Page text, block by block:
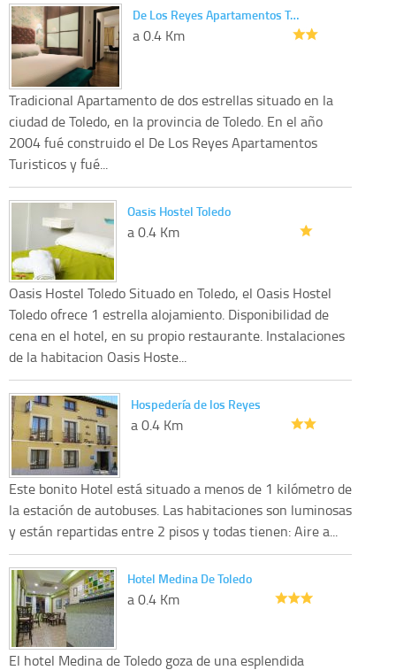
De Los Reyes Apartamentos T…
a 0.4 Km
Tradicional Apartamento de dos estrellas situado en la
ciudad de Toledo, en la provincia de Toledo. En el año
2004 fué construido el De Los Reyes Apartamentos
Turisticos y fué...
Oasis Hostel Toledo
a 0.4 Km
Oasis Hostel Toledo Situado en Toledo, el Oasis Hostel
Toledo ofrece 1 estrella alojamiento. Disponibilidad de
cena en el hotel, en su propio restaurante. Instalaciones
de la habitacion Oasis Hoste...
Hospedería de los Reyes
a 0.4 Km
Este bonito Hotel está situado a menos de 1 kilómetro de
la estación de autobuses. Las habitaciones son luminosas
y están repartidas entre 2 pisos y todas tienen: Aire a...
Hotel Medina De Toledo
a 0.4 Km
El hotel Medina de Toledo goza de una esplendida